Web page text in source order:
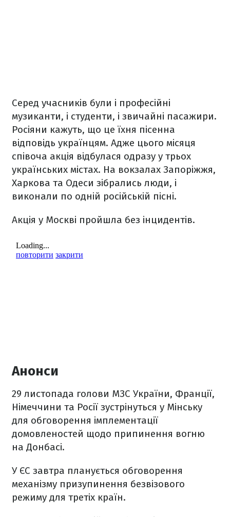
Серед учасників були і професійні
музиканти, і студенти, і звичайні пасажири.
Росіяни кажуть, що це їхня пісенна
відповідь українцям. Адже цього місяця
співоча акція відбулася одразу у трьох
українських містах. На вокзалах Запоріжжя,
Харкова та Одеси зібрались люди, і
виконали по одній російській пісні.
Акція у Москві пройшла без інцидентів.
Анонси
29 листопада голови МЗС України, Франції,
Німеччини та Росії зустрінуться у Мінську
для обговорення імплементації
домовленостей щодо припинення вогню
на Донбасі.
У ЄС завтра планується обговорення
механізму призупинення безвізового
режиму для третіх країн.